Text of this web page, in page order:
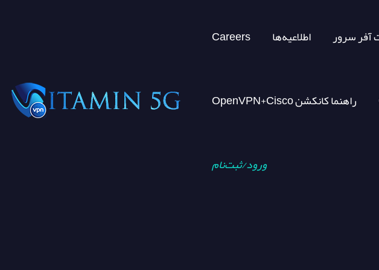
Careers اطلاعیه‌ها آفر سرور
ورود/ثبت‌نام